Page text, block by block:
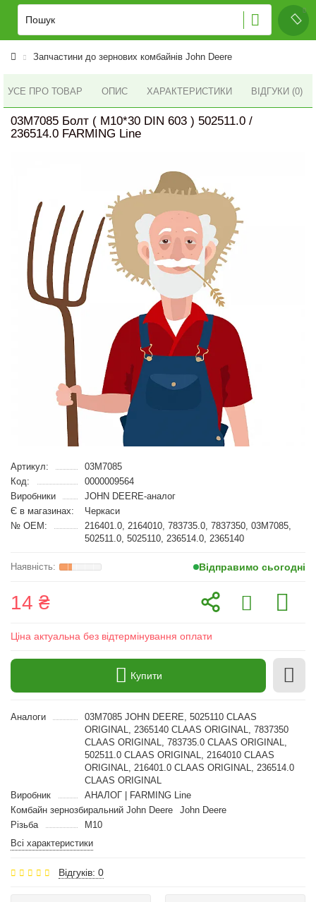
Запчастини до зернових комбайнів John Deere
УСЕ ПРО ТОВАР ОПИС ХАРАКТЕРИСТИКИ ВІДГУКИ (0)
03M7085 Болт ( M10*30 DIN 603 ) 502511.0 /
236514.0 FARMING Line
Артикул:
03M7085
Код:
0000009564
Виробники
JOHN DEERE-аналог
Є в магазинах:
Черкаси
№ OEM:
216401.0, 2164010, 783735.0, 7837350, 03M7085,
502511.0, 5025110, 236514.0, 2365140
Відправимо сьогодні
14 ₴
Ціна актуальна без відтермінування оплати
Купити
Аналоги
03M7085 JOHN DEERE, 5025110 CLAAS
ORIGINAL, 2365140 CLAAS ORIGINAL, 7837350
CLAAS ORIGINAL, 783735.0 CLAAS ORIGINAL,
502511.0 CLAAS ORIGINAL, 2164010 CLAAS
ORIGINAL, 216401.0 CLAAS ORIGINAL, 236514.0
CLAAS ORIGINAL
Виробник
АНАЛОГ | FARMING Line
Комбайн зернозбиральний John Deere
John Deere
Різьба
M10
Всі характеристики
Відгуків: 0